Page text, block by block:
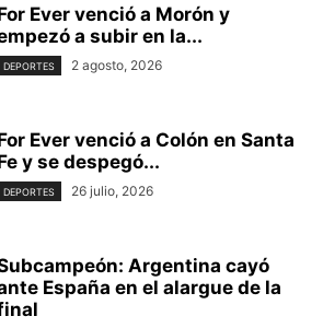
Ever venció a Morón y
a subir en la...
DEPORTES 2 agosto, 2026
Ever venció a Colón en Santa
y se despegó...
DEPORTES 26 julio, 2026
Argentina cayó
España en el alargue de la